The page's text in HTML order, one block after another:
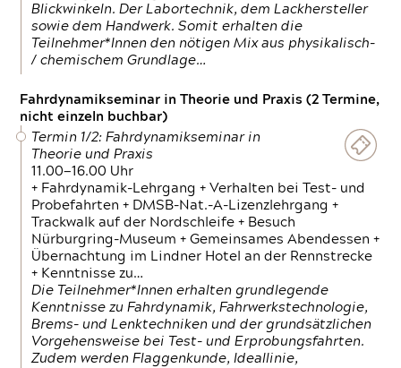
Blickwinkeln. Der Labortechnik, dem Lackhersteller
sowie dem Handwerk. Somit erhalten die
Teilnehmer*Innen den nötigen Mix aus physikalisch-
/ chemischem Grundlage…
Fahrdynamikseminar in Theorie und Praxis (2 Termine,
nicht einzeln buchbar)
Termin 1/2: Fahrdynamikseminar in
Theorie und Praxis
11.00—16.00 Uhr
+ Fahrdynamik-Lehrgang + Verhalten bei Test- und
Probefahrten + DMSB-Nat.-A-Lizenzlehrgang +
Trackwalk auf der Nordschleife + Besuch
Nürburgring-Museum + Gemeinsames Abendessen +
Übernachtung im Lindner Hotel an der Rennstrecke
+ Kenntnisse zu…
Die Teilnehmer*Innen erhalten grundlegende
Kenntnisse zu Fahrdynamik, Fahrwerkstechnologie,
Brems- und Lenktechniken und der grundsätzlichen
Vorgehensweise bei Test- und Erprobungsfahrten.
Zudem werden Flaggenkunde, Ideallinie,